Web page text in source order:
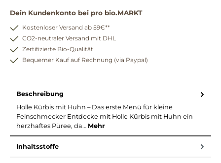
Dein Kundenkonto bei pro bio.MARKT
Kostenloser Versand ab 59€**
CO2-neutraler Versand mit DHL
Zertifizierte Bio-Qualität
Bequemer Kauf auf Rechnung (via Paypal)
Beschreibung
Holle Kürbis mit Huhn – Das erste Menü für kleine
Feinschmecker Entdecke mit Holle Kürbis mit Huhn ein
herzhaftes Püree, da… Mehr
Inhaltsstoffe